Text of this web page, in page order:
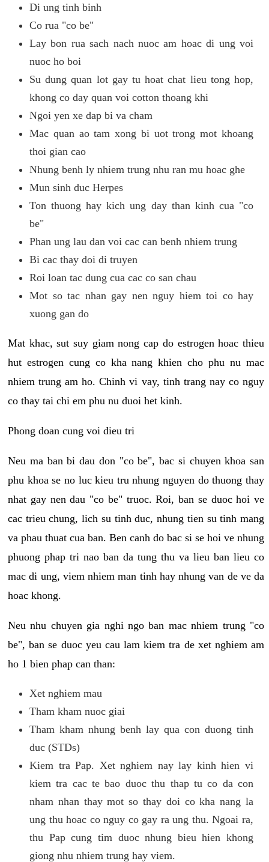
Di ung tinh binh
Co rua "co be"
Lay bon rua sach nach nuoc am hoac di ung voi
nuoc ho boi
Su dung quan lot gay tu hoat chat lieu tong hop,
khong co day quan voi cotton thoang khi
Ngoi yen xe dap bi va cham
Mac quan ao tam xong bi uot trong mot khoang
thoi gian cao
Nhung benh ly nhiem trung nhu ran mu hoac ghe
Mun sinh duc Herpes
Ton thuong hay kich ung day than kinh cua "co
be"
Phan ung lau dan voi cac can benh nhiem trung
Bi cac thay doi di truyen
Roi loan tac dung cua cac co san chau
Mot so tac nhan gay nen nguy hiem toi co hay
xuong gan do
Mat khac, sut suy giam nong cap do estrogen hoac thieu
hut estrogen cung co kha nang khien cho phu nu mac
nhiem trung am ho. Chinh vi vay, tinh trang nay co nguy
co thay tai chi em phu nu duoi het kinh.
Phong doan cung voi dieu tri
Neu ma ban bi dau don "co be", bac si chuyen khoa san
phu khoa se no luc kieu tru nhung nguyen do thuong thay
nhat gay nen dau "co be" truoc. Roi, ban se duoc hoi ve
cac trieu chung, lich su tinh duc, nhung tien su tinh mang
va phau thuat cua ban. Ben canh do bac si se hoi ve nhung
phuong phap tri nao ban da tung thu va lieu ban lieu co
mac di ung, viem nhiem man tinh hay nhung van de ve da
hoac khong.
Neu nhu chuyen gia nghi ngo ban mac nhiem trung "co
be", ban se duoc yeu cau lam kiem tra de xet nghiem am
ho 1 bien phap can than:
Xet nghiem mau
Tham kham nuoc giai
Tham kham nhung benh lay qua con duong tinh
duc (STDs)
Kiem tra Pap. Xet nghiem nay lay kinh hien vi
kiem tra cac te bao duoc thu thap tu co da con
nham nhan thay mot so thay doi co kha nang la
ung thu hoac co nguy co gay ra ung thu. Ngoai ra,
thu Pap cung tim duoc nhung bieu hien khong
giong nhu nhiem trung hay viem.